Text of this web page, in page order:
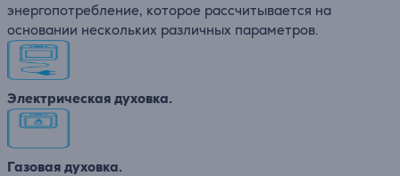
энергопотребление, которое рассчитывается на
основании нескольких различных параметров.
Электрическая духовка.
Газовая духовка.